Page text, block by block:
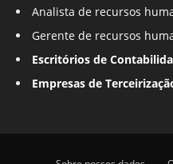
Analista de recursos
Gerente de recursos
Escritórios de
Empresas de